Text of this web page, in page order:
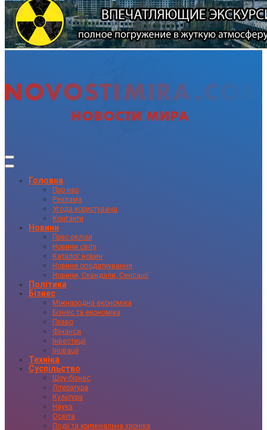
Головна
Про нас
Реклама
Угода користувача
Контакти
Новини
Прес-релізи
Новини світу
Каталог новин
Новини оподаткування
Новини, Скандали, Сенсації
Політика
Бізнес
Міжнародна економіка
Бізнес та економіка
Право
Фінанси
Інвестиції
Іновації
Техніка
Суспільство
Шоу-бізнес
Література
Культура
Наука
Освіта
Події та кримінальна хроніка